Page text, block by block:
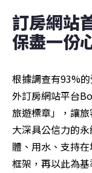
訂房網站
保盡一份
根據調查有93%
外訂房網站平台
旅遊標章」，讓
大深具公信力的
體、用水、支持
框架，再以此為